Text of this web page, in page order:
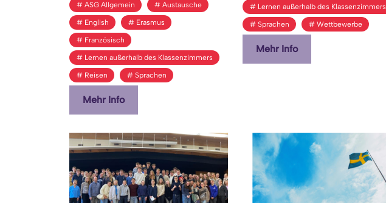
ASG Allgemein Austausche
English Erasmus
Französisch
Lernen außerhalb des Klassenzimmers
Reisen Sprachen
Mehr Info
Lernen außerhalb des Klassenzimmers
Sprachen Wettbewerbe
Mehr Info